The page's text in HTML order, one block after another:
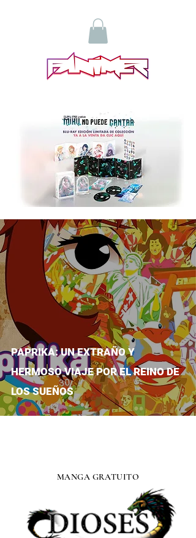
PAPRIKA: UN EXTRAÑO Y
HERMOSO VIAJE POR EL REINO DE
LOS SUEÑOS
MANGA GRATUITO